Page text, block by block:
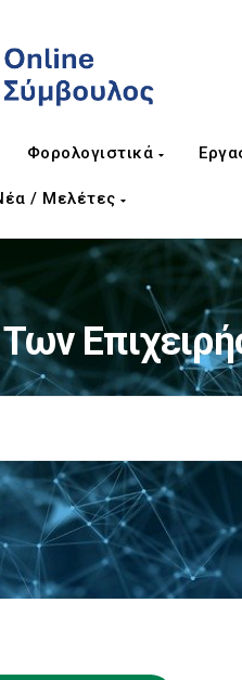
Φορολογιστικά
/ Μελέτες